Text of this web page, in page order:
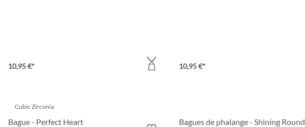
10,95 €* 10,95 €*
Cubic Zirconia
Bague - Perfect Heart Bagues de phalange - Shining Round